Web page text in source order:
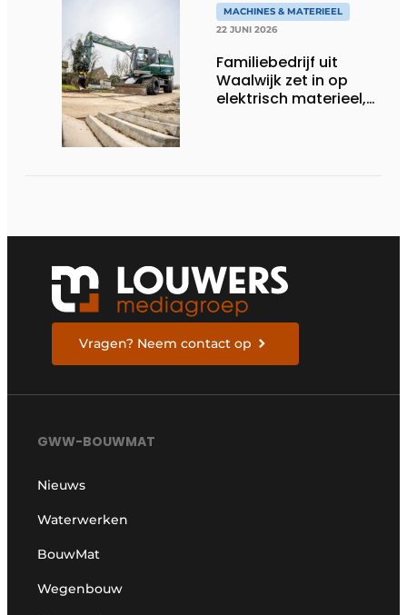
MACHINES & MATERIEEL
22 JUNI 2026
Familiebedrijf uit
Waalwijk zet in op
elektrisch materieel,
Vragen? Neem contact op
GWW-BOUWMAT
Nieuws
Waterwerken
BouwMat
Wegenbouw